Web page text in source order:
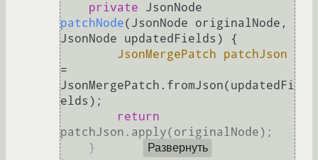
private
patchNode(JsonNode originalNode,
JsonNode updatedFields)
{
JsonMergePatch
patchJson
=
JsonMergePatch.fromJson(updatedFi
elds);
return
patchJson.apply(originalNode);
Развернуть